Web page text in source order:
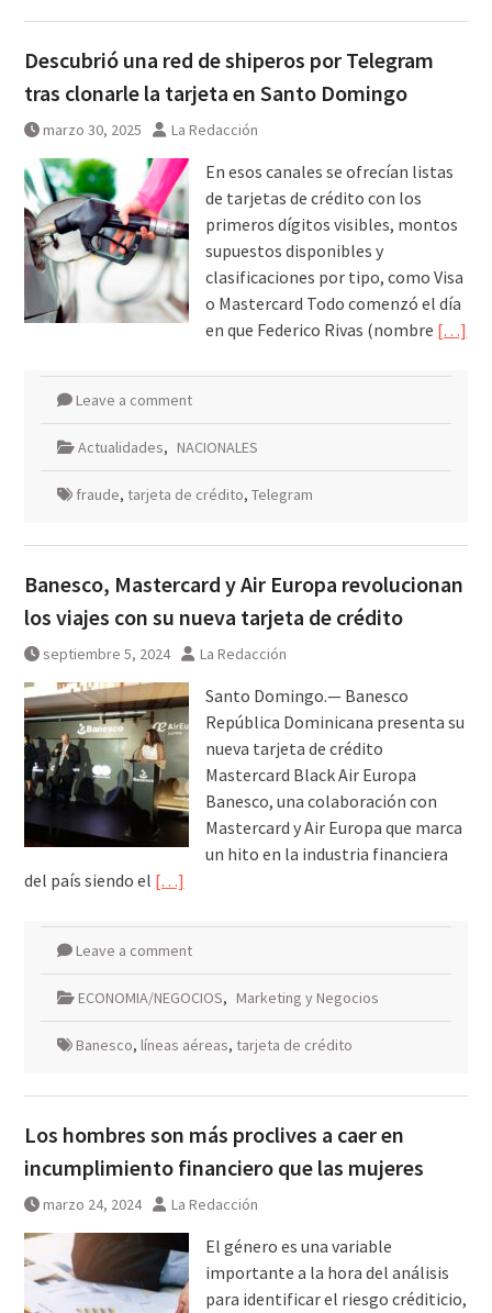
Descubrió una red de shiperos por Telegram
tras clonarle la tarjeta en Santo Domingo
marzo 30, 2025 La Redacción
En esos canales se ofrecían listas
de tarjetas de crédito con los
primeros dígitos visibles, montos
supuestos disponibles y
clasificaciones por tipo, como Visa
o Mastercard Todo comenzó el día
en que Federico Rivas (nombre […]
Leave a comment
Actualidades, NACIONALES
fraude, tarjeta de crédito, Telegram
Banesco, Mastercard y Air Europa revolucionan
los viajes con su nueva tarjeta de crédito
septiembre 5, 2024 La Redacción
Santo Domingo.— Banesco
República Dominicana presenta su
nueva tarjeta de crédito
Mastercard Black Air Europa
Banesco, una colaboración con
Mastercard y Air Europa que marca
un hito en la industria financiera
del país siendo el […]
Leave a comment
ECONOMIA/NEGOCIOS, Marketing y Negocios
Banesco, líneas aéreas, tarjeta de crédito
Los hombres son más proclives a caer en
incumplimiento financiero que las mujeres
marzo 24, 2024 La Redacción
El género es una variable
importante a la hora del análisis
para identificar el riesgo créditicio,